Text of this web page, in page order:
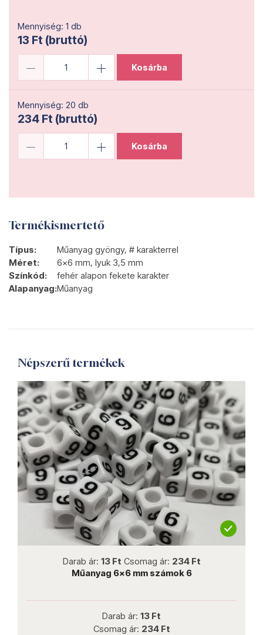
Mennyiség: 1 db
13 Ft (bruttó)
Kosárba
Mennyiség: 20 db
234 Ft (bruttó)
Kosárba
Termékismertető
Típus:
Műanyag gyöngy, # karakterrel
Méret:
6x6 mm, lyuk 3,5 mm
Színkód:
fehér alapon fekete karakter
Alapanyag:Műanyag
Népszerű termékek
Darab ár: 13 Ft Csomag ár: 234 Ft
Műanyag 6x6 mm számok 6
Darab ár: 13 Ft
Csomag ár: 234 Ft